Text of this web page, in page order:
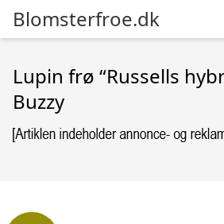
Blomsterfroe.dk
Lupin frø “Russells
Buzzy